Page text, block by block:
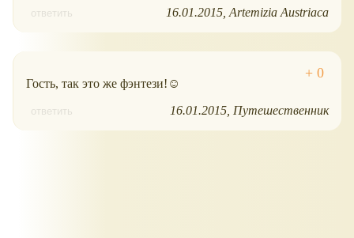
ответить 16.01.2015 Artemizia Austriaca
Гость, так это же фэнтези!☺
ответить 16.01.2015 Путешественник